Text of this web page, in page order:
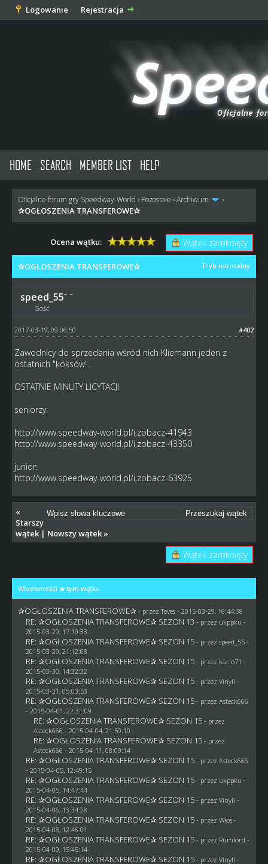
Logowanie Rejestracja
HOME SEARCH MEMBER LIST HELP
Oficjalne forum gry Speedway-World › Pozostałe ›Archiwum ›
✰OGŁOSZENIA TRANSFEROWE✰
Wątek zamknięty
Ocena wątku:
Tryb normalny
✰OGŁOSZENIA TRANSFEROWE✰
speed_55
Gość
#402
2017-03-19, 09:06:50
Zawodnicy do sprzedania wśród nich Kliemann jeden z
ostatnich "koksów".
OSTATNIE MINUTY LICYTACJI
seniorzy:
http://www.speedway-world.pl/i,zobacz-41943
http://www.speedway-world.pl/i,zobacz-43350
junior:
http://www.speedway-world.pl/i,zobacz-63925
«
Starszy
wątek| Nowszy wątek»
Wątek zamknięty
Wiadomości w tym wątku
✰OGŁOSZENIA TRANSFEROWE✰ - przezTeves- 2015-03-29, 16:44:08
RE: ✰OGŁOSZENIA TRANSFEROWE✰ SEZON 13 - przez ukppku -
2015-03-29, 17:10:33
RE: ✰OGŁOSZENIA TRANSFEROWE✰ SEZON 15 - przez speed_55 -
2015-03-29, 21:12:08
RE: ✰OGŁOSZENIA TRANSFEROWE✰ SEZON 15 - przez karlo71 -
2015-03-30, 14:32:32
RE: ✰OGŁOSZENIA TRANSFEROWE✰ SEZON 15 - przez Vinyll -
2015-03-31, 05:03:53
RE: ✰OGŁOSZENIA TRANSFEROWE✰ SEZON 15 - przez Asteck666
- 2015-04-01, 22:31:09
RE: ✰OGŁOSZENIA TRANSFEROWE✰ SEZON 15 - przez
Asteck666 - 2015-04-04, 21:59:10
RE: ✰OGŁOSZENIA TRANSFEROWE✰ SEZON 15 - przez
Asteck666 - 2015-04-11, 08:09:14
RE: ✰OGŁOSZENIA TRANSFEROWE✰ SEZON 15 - przez Asteck666
- 2015-04-05, 12:49:15
RE: ✰OGŁOSZENIA TRANSFEROWE✰ SEZON 15 - przez ukppku -
2015-04-05, 14:47:44
RE: ✰OGŁOSZENIA TRANSFEROWE✰ SEZON 15 - przez Vinyll -
2015-04-06, 13:34:28
RE: ✰OGŁOSZENIA TRANSFEROWE✰ SEZON 15 - przez Włos-
2015-04-08, 12:46:01
RE: ✰OGŁOSZENIA TRANSFEROWE✰ SEZON 15 - przez Rumford -
2015-04-09, 15:45:14
RE: ✰OGŁOSZENIA TRANSFEROWE✰ SEZON 15 - przez Vinyll -